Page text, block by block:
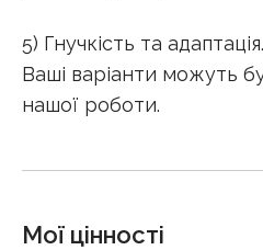
5) Гнучкість та адаптація.
Ваші варіанти можуть
нашої роботи.
Мої цінності